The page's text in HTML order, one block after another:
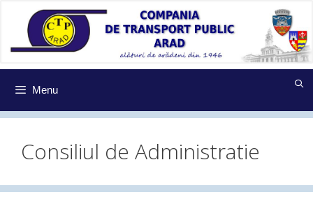
conținut
Menu
Consiliul de Administratie